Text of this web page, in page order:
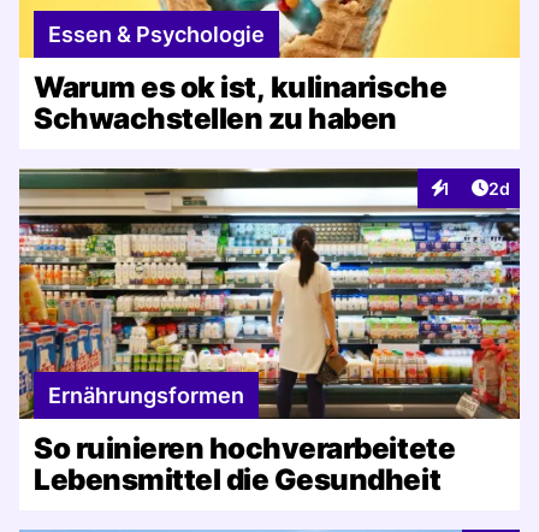
Essen & Psychologie
Warum es ok ist, kulinarische
Schwachstellen zu haben
1
Interaktionen
2d
Ernährungsformen
So ruinieren hochverarbeitete
Lebensmittel die Gesundheit